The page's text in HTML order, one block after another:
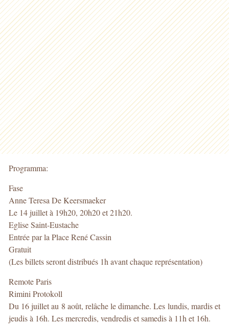
Programma:
Fase
Anne Teresa De Keersmaeker
Le 14 juillet à 19h20, 20h20 et 21h20.
Eglise Saint-Eustache
Entrée par la Place René Cassin
Gratuit
(Les billets seront distribués 1h avant chaque représentation)
Remote Paris
Rimini Protokoll
Du 16 juillet au 8 août, relâche le dimanche. Les lundis, mardis et
jeudis à 16h. Les mercredis, vendredis et samedis à 11h et 16h.